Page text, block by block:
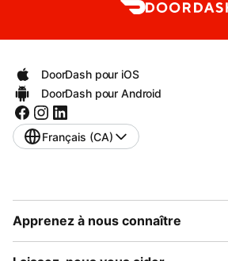
DoorDash pour iOS
DoorDash pour Android
Français (CA)
Apprenez à nous connaître